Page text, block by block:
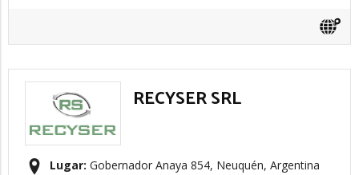
RECYSER SRL
Lugar: Gobernador Anaya 854, Neuquén, Argentina